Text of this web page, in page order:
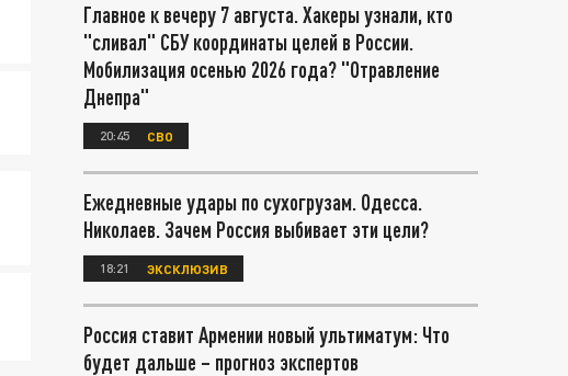
Главное к вечеру 7 августа. Хакеры узнали, кто
"сливал" СБУ координаты целей в России.
Мобилизация осенью 2026 года? "Отравление
Днепра"
20:45 СВО
Ежедневные удары по сухогрузам. Одесса.
Николаев. Зачем Россия выбивает эти цели?
18:21 ЭКСКЛЮЗИВ
Россия ставит Армении новый ультиматум: Что
будет дальше – прогноз экспертов